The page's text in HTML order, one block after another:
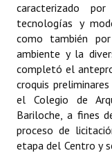
caracterizado
tecnologías y
como también
ambiente y la
completó el
croquis
el Colegio de
Bariloche, a fines
proceso de
etapa del Centro y